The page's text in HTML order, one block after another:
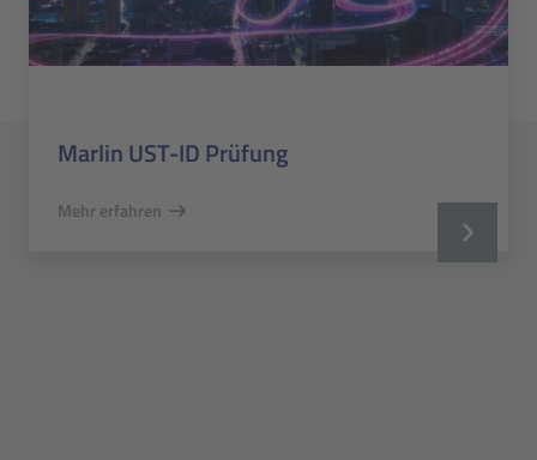
Marlin UST-ID Prüfung
Mehr erfahren